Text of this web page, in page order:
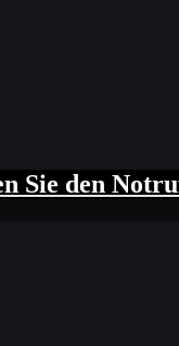
Sie den